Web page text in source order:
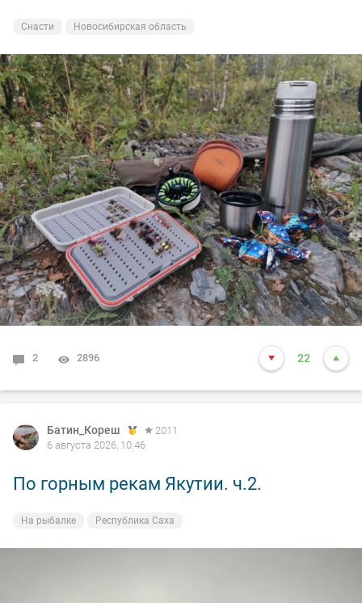
Снасти Новосибирская область
2 2896 22
Батин_Кореш
2011
6 августа 2026, 10:46
По горным рекам Якутии. ч.2.
На рыбалке Республика Саха